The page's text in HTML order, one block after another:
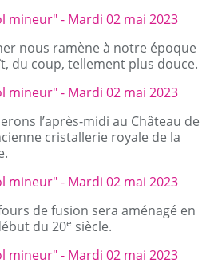
nous ramène à notre époque
du coup, tellement plus douce.
l’après-midi au Château de
cristallerie royale de la
de fusion sera aménagé en
du 20e siècle.